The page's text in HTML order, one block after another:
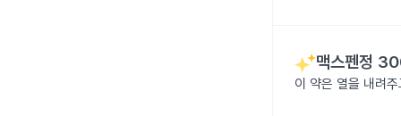
맥스펜정
이 약은 열을 내려